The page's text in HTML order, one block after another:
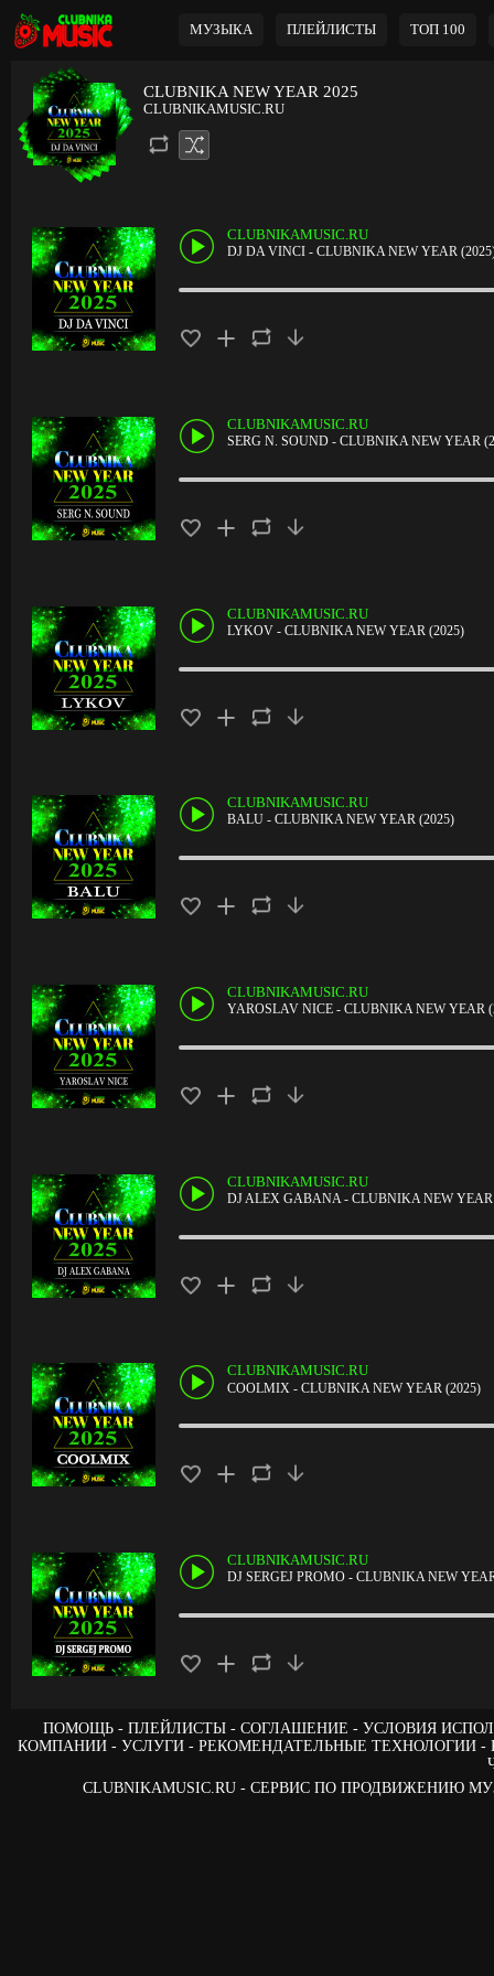
МУЗЫКА ПЛЕЙЛИСТЫ ТОП 100
CLUBNIKA NEW YEAR 2025
CLUBNIKAMUSIC.RU
CLUBNIKAMUSIC.RU
DJ DA VINCI - CLUBNIKA NEW YEAR
CLUBNIKAMUSIC.RU
SERG N. SOUND - CLUBNIKA NEW YEAR
CLUBNIKAMUSIC.RU
LYKOV - CLUBNIKA NEW YEAR (2025)
CLUBNIKAMUSIC.RU
BALU - CLUBNIKA NEW YEAR (2025)
CLUBNIKAMUSIC.RU
YAROSLAV NICE - CLUBNIKA NEW YEAR
CLUBNIKAMUSIC.RU
DJ ALEX GABANA - CLUBNIKA NEW YEAR
CLUBNIKAMUSIC.RU
COOLMIX - CLUBNIKA NEW YEAR (2025)
CLUBNIKAMUSIC.RU
DJ SERGEJ PROMO - CLUBNIKA NEW
ПОМОЩЬ ПЛЕЙЛИСТЫ СОГЛАШЕНИЕ
УСЛОВИЯ
КОМПАНИИ
УСЛУГИ РЕКОМЕНДАТЕЛЬНЫЕ ТЕХНОЛОГИИ
CLUBNIKAMUSIC.RU - СЕРВИС ПО ПРОДВИЖЕНИЮ